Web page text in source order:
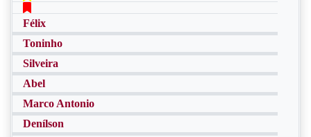
Félix
Toninho
Silveira
Abel
Marco Antonio
Denílson